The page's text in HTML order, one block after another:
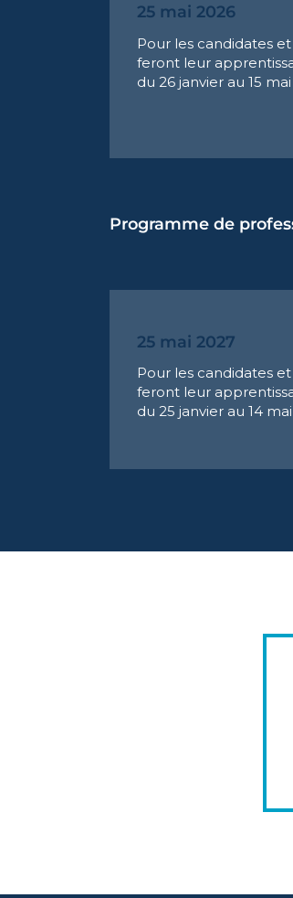
25 mai 2026
Pour les candidates
feront leur
du 26 janvier au 15
Programme de
25 mai 2027
Pour les candidates
feront leur
du 25 janvier au 14